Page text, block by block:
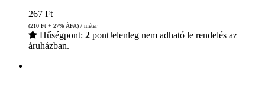
267 Ft
(210 Ft + 27% ÁFA) / méter
Hűségpont: 2 pontJelenleg nem adható le rendelés az
áruházban.